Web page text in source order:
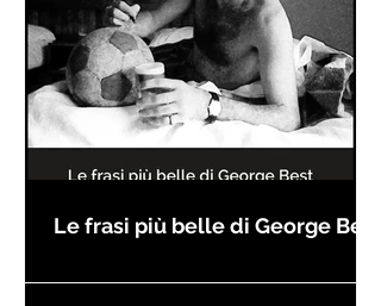
Le frasi più belle di George Best